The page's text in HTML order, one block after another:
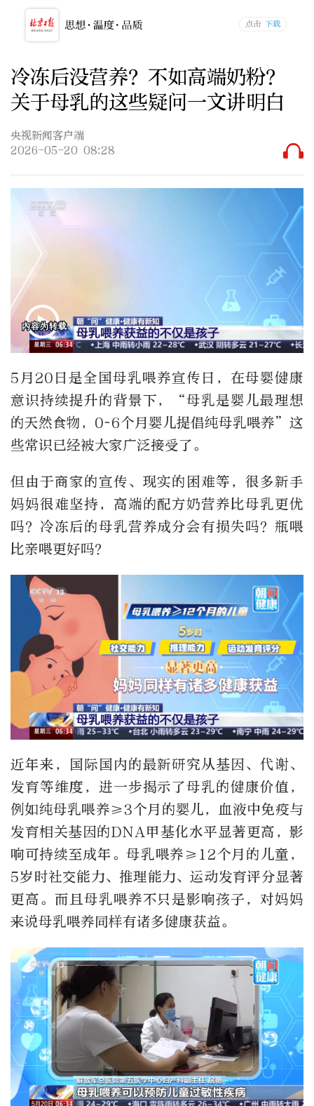
冷冻后没营养？不如高端奶粉？
关于母乳的这些疑问一文讲明白
央视新闻客户端
2026-05-20 08:28
5月20日是全国母乳喂养宣传日，在母婴健康
意识持续提升的背景下，“母乳是婴儿最理想
的天然食物，0~6个月婴儿提倡纯母乳喂养”这
些常识已经被大家广泛接受了。
但由于商家的宣传、现实的困难等，很多新手
妈妈很难坚持，高端的配方奶营养比母乳更优
吗？冷冻后的母乳营养成分会有损失吗？瓶喂
比亲喂更好吗？
近年来，国际国内的最新研究从基因、代谢、
发育等维度，进一步揭示了母乳的健康价值，
例如纯母乳喂养≥3个月的婴儿，血液中免疫与
发育相关基因的DNA甲基化水平显著更高，影
响可持续至成年。母乳喂养≥12个月的儿童，
5岁时社交能力、推理能力、运动发育评分显著
更高。而且母乳喂养不只是影响孩子，对妈妈
来说母乳喂养同样有诸多健康获益。